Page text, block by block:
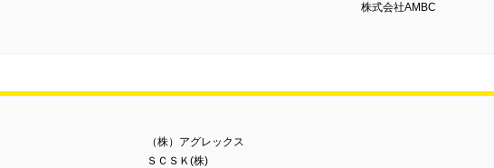
株式会社AMBC
（株）アグレックス
ＳＣＳＫ(株)